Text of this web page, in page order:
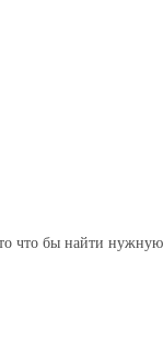
что бы найти